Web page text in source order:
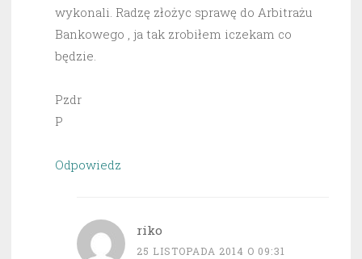
wykonali. Radzę złożyc sprawę do Arbitrażu
Bankowego , ja tak zrobiłem iczekam co
będzie.
Pzdr
P
Odpowiedz
riko
25 LISTOPADA 2014 O 09:31